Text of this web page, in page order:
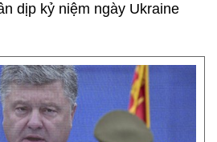
dịp kỷ niệm ngày Ukraine